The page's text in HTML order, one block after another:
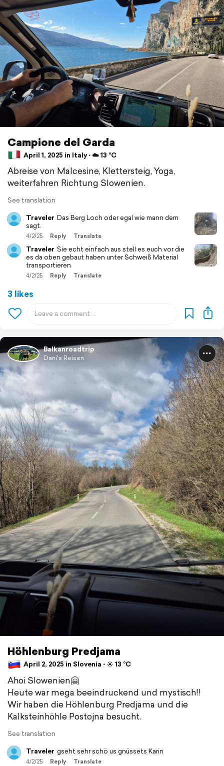
Campione del Garda
April 1, 2025 in Italy ⋅ ☁️ 13 °C
Abreise von Malcesine, Klettersteig, Yoga,
weiterfahren Richtung Slowenien.
See translation
Traveler Das Berg Loch oder egal wie mann dem
sagt.
4/2/25 Reply Translate
Traveler Sie echt einfach aus stell es euch vor die
es da oben gebaut haben unter Schweiß Material
transportieren
4/2/25 Reply Translate
3 likes
Balkanroadtrip
Dani's Reisen
Höhlenburg Predjama
April 2, 2025 in Slovenia ⋅ ☀️ 13 °C
Ahoi Slowenien🤗
Heute war mega beeindruckend und mystisch!!
Wir haben die Höhlenburg Predjama und die
Kalksteinhöhle Postojna besucht.
See translation
Traveler gseht sehr schö us gnüssets Karin
4/2/25 Reply Translate